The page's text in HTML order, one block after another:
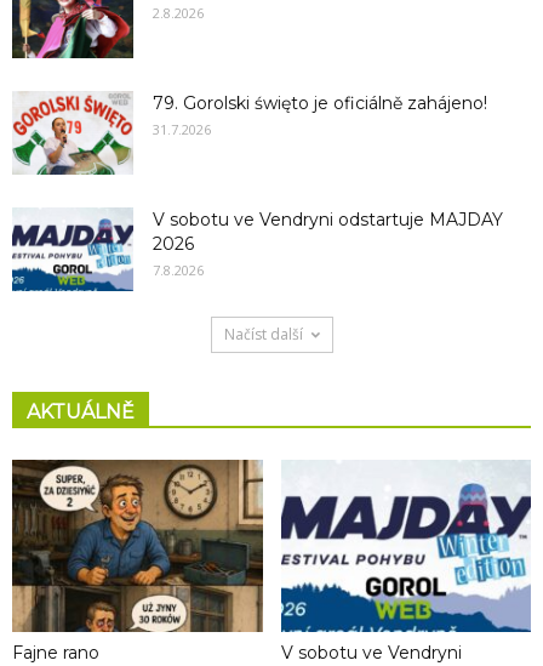
2.8.2026
79. Gorolski święto je oficiálně zahájeno!
31.7.2026
V sobotu ve Vendryni odstartuje MAJDAY
2026
7.8.2026
Načíst další
AKTUÁLNĚ
Fajne rano
V sobotu ve Vendryni